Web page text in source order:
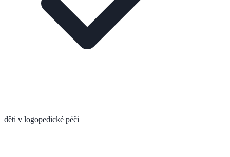
děti v logopedické péči